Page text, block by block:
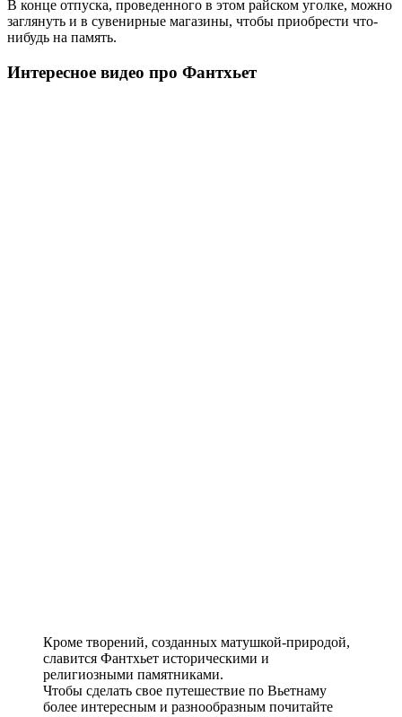
В конце отпуска, проведенного в этом райском уголке, можно
заглянуть и в сувенирные магазины, чтобы приобрести что-
нибудь на память.
Интересное видео про Фантхьет
Кроме творений, созданных матушкой-природой,
славится Фантхьет историческими и
религиозными памятниками.
Чтобы сделать свое путешествие по Вьетнаму
более интересным и разнообразным почитайте